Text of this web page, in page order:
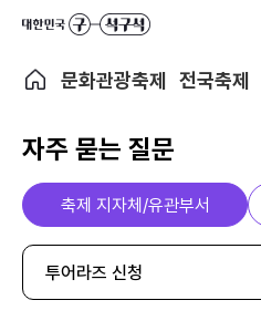
문화관광축제 전국축제
자주 묻는 질문
축제 지자체/유관부서
투어라즈 신청